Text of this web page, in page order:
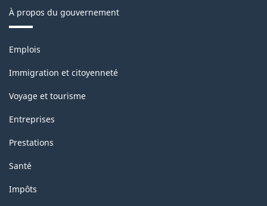
À propos du gouvernement
Thèmes
sujets
Emplois
Immigration et citoyenneté
Voyage et tourisme
Entreprises
Prestations
Santé
Impôts